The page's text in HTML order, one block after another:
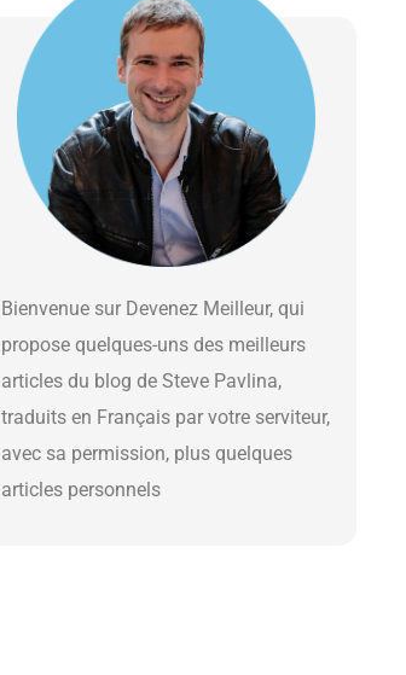
Bienvenue sur Devenez Meilleur, qui
propose quelques-uns des meilleurs
articles du blog de Steve Pavlina,
traduits en Français par votre serviteur,
avec sa permission, plus quelques
articles personnels